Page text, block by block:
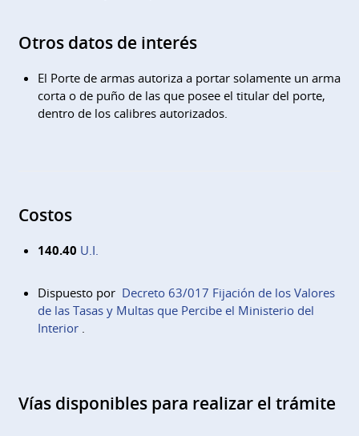
Otros datos de interés
El Porte de armas autoriza a portar solamente un arma
corta o de puño de las que posee el titular del porte,
dentro de los calibres autorizados.
Costos
140.40 U.I.
Dispuesto por Decreto 63/017 Fijación de los Valores
de las Tasas y Multas que Percibe el Ministerio del
Interior.
Vías disponibles para realizar el trámite